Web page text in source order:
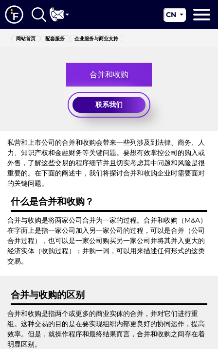
配套服务
新闻资讯
管辖区
联系我们
CN
EN
网站首页 配套服务 企业服务与商业支持
合并和收购
联系我们
私营和上市公司的合并和收购会带来一些列涉及到法律、商务、人
力、知识产权和金融财务等关键问题。要想有效掌控公司的购入或
外售，了解这些交易的程序细节并且切实考虑其中问题和风险是很
重要的。在下面的阐述中，我们将探讨合并和收购企业时需要面对
的关键问题。
什么是合并和收购？
合并与收购是将两家公司合并为一家的过程。合并和收购（M&A）
在字面上是指一家公司加入另一家公司的过程，可以是合并（公司
合并过程），也可以是一家公司购买另一家公司并将其并入更大的
经济实体（收购过程）；并购一词，可以用来描述任何形式的这类
交易。
合并与收购的区别
合并和收购是指两个或更多的商业实体的合并，并对它们进行重
组。这种交易的目的是在要实现组织内部更良好的协同运作，提高
效率。但是，就操作程序和最终结果而言，合并和收购之间存在着
明显区别。